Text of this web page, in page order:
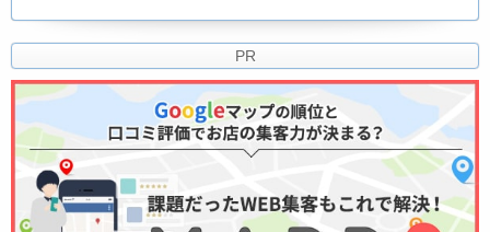
PR